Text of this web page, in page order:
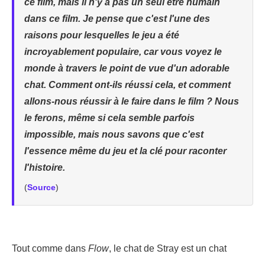
ce film, mais il n'y a pas un seul être humain
dans ce film. Je pense que c'est l'une des
raisons pour lesquelles le jeu a été
incroyablement populaire, car vous voyez le
monde à travers le point de vue d'un adorable
chat. Comment ont-ils réussi cela, et comment
allons-nous réussir à le faire dans le film ? Nous
le ferons, même si cela semble parfois
impossible, mais nous savons que c'est
l'essence même du jeu et la clé pour raconter
l'histoire.
(Source)
Tout comme dans Flow, le chat de Stray est un chat